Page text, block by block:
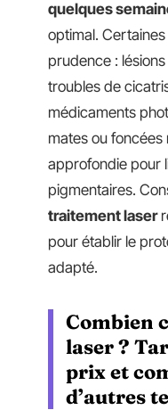
quelques
optimal.
prudence :
troubles de
médicaments
mates ou foncées
approfondie pour
pigmentaires.
traitement laser
pour établir le
adapté.
Combien
laser ?
prix et
d’autres